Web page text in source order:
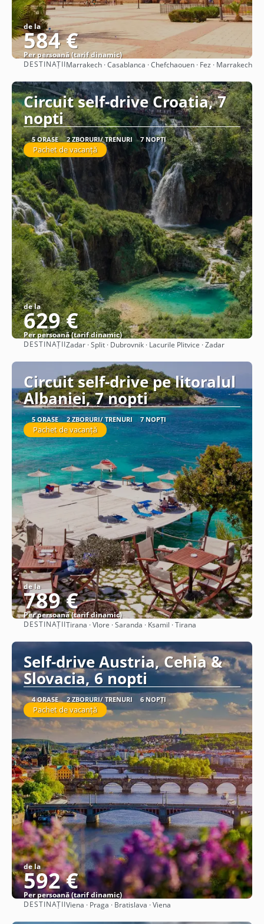
de la
584 €
Per persoană (tarif dinamic)
Vezi detalii
DESTINAȚIIMarrakech · Casablanca · Chefchaouen · Fez · Marrakech
Circuit self-drive Croatia, 7
nopti
5 ORAȘE 2 ZBORURI/ TRENURI 7 NOPȚI
Pachet de vacanță
de la
629 €
Per persoană (tarif dinamic)
Vezi detalii
DESTINAȚIIZadar · Split · Dubrovnik · Lacurile Plitvice · Zadar
Circuit self-drive pe litoralul
Albaniei, 7 nopti
5 ORAȘE 2 ZBORURI/ TRENURI 7 NOPȚI
Pachet de vacanță
de la
789 €
Per persoană (tarif dinamic)
Vezi detalii
DESTINAȚIITirana · Vlore · Saranda · Ksamil · Tirana
Self-drive Austria, Cehia &
Slovacia, 6 nopti
4 ORAȘE 2 ZBORURI/ TRENURI 6 NOPȚI
Pachet de vacanță
de la
592 €
Per persoană (tarif dinamic)
Vezi detalii
DESTINAȚIIViena · Praga · Bratislava · Viena